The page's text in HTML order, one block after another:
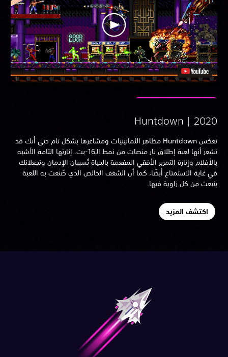
Huntdown |
تعكس Huntdown مظاهر الثمانينيات ومشاعرها بشكل تام حتى أنك قد
تشعر أنها لعبة إطلاق نار منصات من نمط الـ16-بت. إثارتها التامة الأشبه
وإثارة التمرير الأفقي المفعمة بالحياة تُسببان الإدمان وتجعلانك
غاية الاستمتاع أيضًا، كما أن الشغف الخالص الذي صُنعت به اللعبة
من كل زاوية فيها.
اكتشف المزيد